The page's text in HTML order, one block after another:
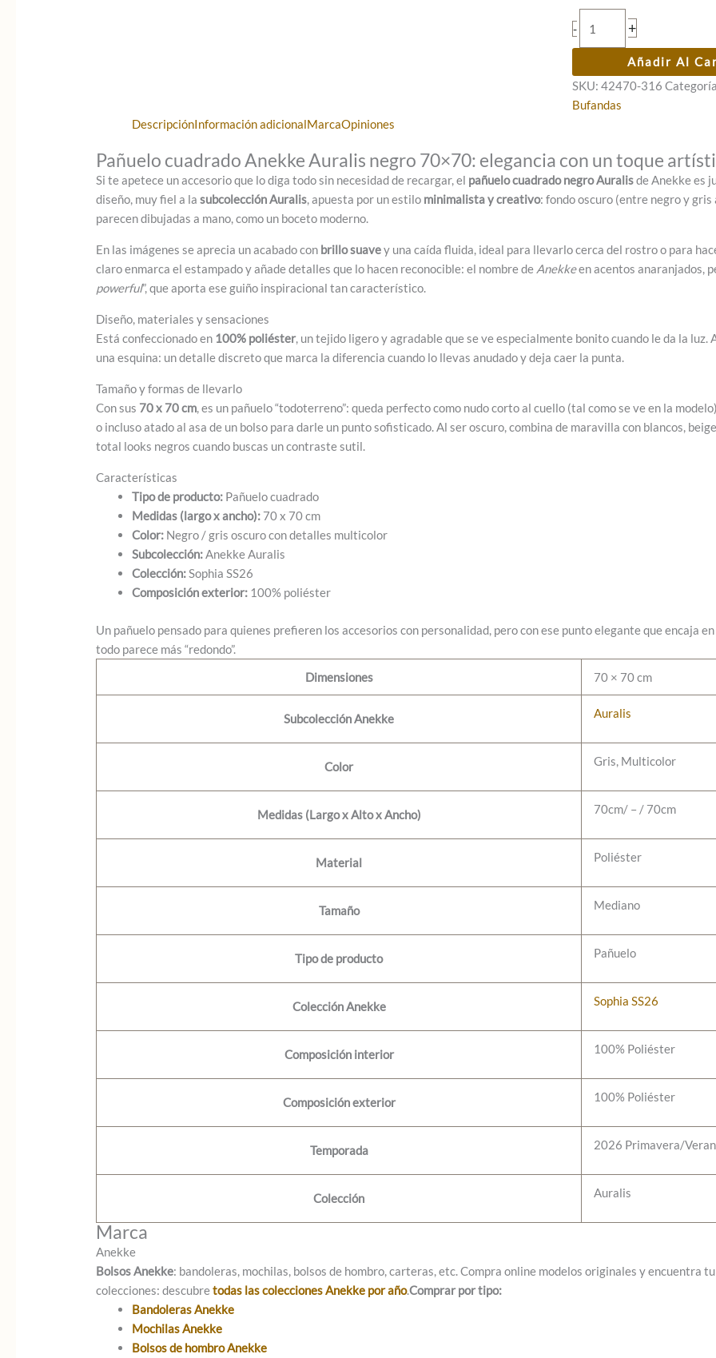
-
cuadrado
Auralis
cantidad
+
Añadir Al
SKU:42470-316
Bufandas
DescripciónInformación adicionalMarcaOpiniones
Pañuelo cuadrado Anekke Auralis negro 70×70: elegancia con un toque
Si te apetece un accesorio que lo diga todo sin necesidad de recargar, el pañuelo cuadrado negro Auralisde Anekke es
diseño, muy fiel a lasubcolección Auralis, apuesta por un estilo minimalista y creativo: fondo oscuro (entre negro y
parecen dibujadas a mano, como un boceto moderno.
En las imágenes se aprecia un acabado con brillo suavey una caída fluida, ideal para llevarlo cerca del rostro o para
claro enmarca el estampado y añade detalles que lo hacen reconocible: el nombre de Anekkeen acentos anaranjados,
powerful”, que aporta ese guiño inspiracional tan característico.
Diseño, materiales y sensaciones
Está confeccionado en 100% poliéster, un tejido ligero y agradable que se ve especialmente bonito cuando le da la luz.
una esquina: un detalle discreto que marca la diferencia cuando lo llevas anudado y deja caer la punta.
Tamaño y formas de llevarlo
Con sus 70 x 70 cm, es un pañuelo “todoterreno”: queda perfecto como nudo corto al cuello (tal como se ve en la
o incluso atado al asa de un bolso para darle un punto sofisticado. Al ser oscuro, combina de maravilla con blancos,
total looks negros cuando buscas un contraste sutil.
Características
Tipo de producto: Pañuelo cuadrado
Medidas (largo x ancho): 70 x 70 cm
Color: Negro / gris oscuro con detalles multicolor
Subcolección:Anekke Auralis
Colección:Sophia SS26
Composición exterior: 100% poliéster
Un pañuelo pensado para quienes prefieren los accesorios con personalidad, pero con ese punto elegante que encaja
todo parece más “redondo”.
Dimensiones
70 × 70 cm
Subcolección Anekke Auralis
Color Gris, Multicolor
Medidas (Largo x Alto x Ancho) 70cm/ – / 70cm
Material Poliéster
Tamaño Mediano
Tipo de producto Pañuelo
Colección Anekke Sophia SS26
Composición interior 100% Poliéster
Composición exterior 100% Poliéster
Temporada 2026 Primavera/
Colección Auralis
Marca
Anekke
Bolsos Anekke: bandoleras, mochilas, bolsos de hombro, carteras, etc. Compra online modelos originales y encuentra
colecciones: descubretodas las colecciones Anekke por año.Comprar por tipo:
Bandoleras Anekke
Mochilas Anekke
Bolsos de hombro Anekke